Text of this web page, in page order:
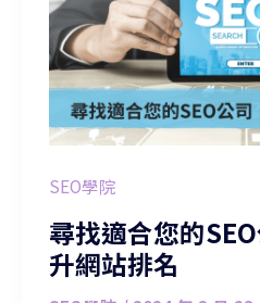
SEO學院
尋找適合您的
升網站排名